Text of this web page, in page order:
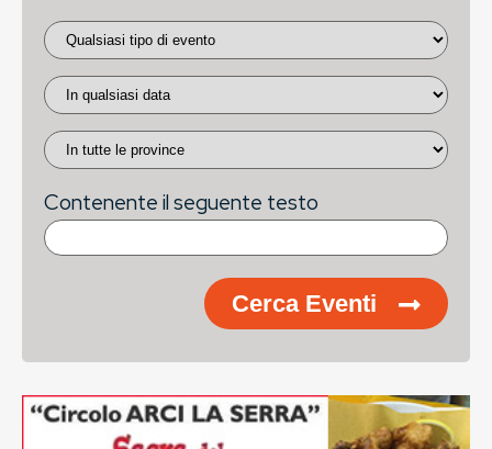
Contenente il seguente testo
Cerca Eventi